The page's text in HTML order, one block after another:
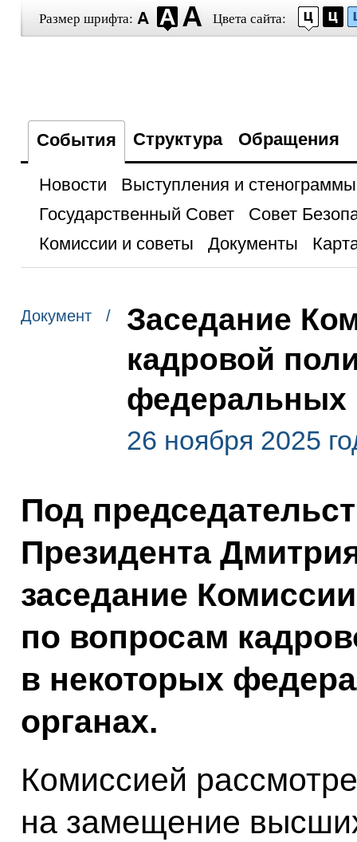
Размер шрифта: Цвета сайта:
События Структура Обращения
Новости
Выступления и стенограммы
Государственный Совет
Совет
Комиссии и советы
Документы
Документ /
Заседание
кадровой
федеральных
26 ноября 2025
Под
Президента
заседание
по вопросам
в некоторых
органах.
Комиссией
на замещение